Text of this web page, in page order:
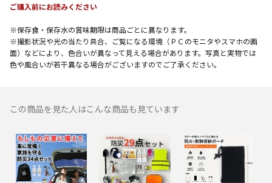
ご購入前にお読みください
※保存食・保存水の賞味期限は商品ごとに異なります。
※撮影状況や光の当たり具合、ご覧になる環境（ＰＣのモニタやスマホの画
面）などにより、色合いが異なって見える場合があります。写真と実物では
色や風合いが若干異なる場合がございますのでご了承ください。
この商品を見た人はこんな商品も見ています